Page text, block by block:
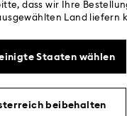
dass wir Ihre
Land liefern
Staaten wählen
beibehalten